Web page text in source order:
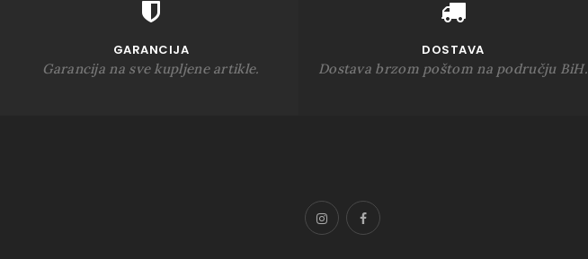
GARANCIJA
Garancija na sve kupljene artikle.
DOSTAVA
Dostava brzom poštom na području BiH.